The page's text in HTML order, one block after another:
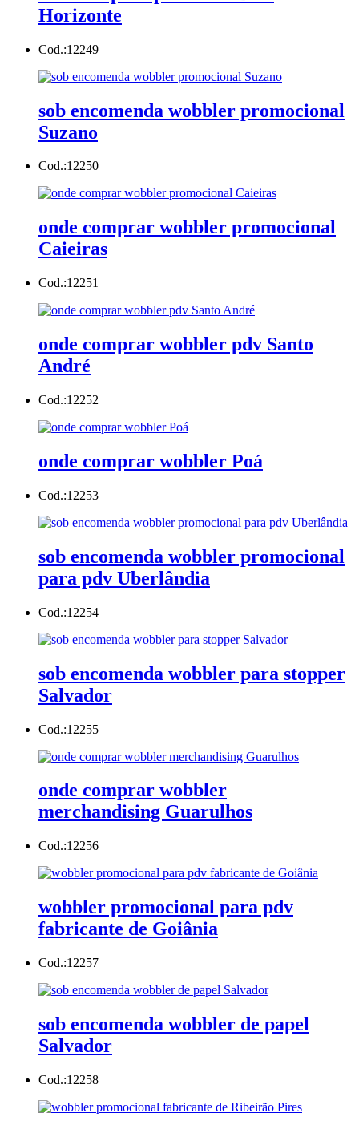
Horizonte
Cod.:12249
sob encomenda wobbler promocional
Suzano
Cod.:12250
onde comprar wobbler promocional
Caieiras
Cod.:12251
onde comprar wobbler pdv Santo
André
Cod.:12252
onde comprar wobbler Poá
Cod.:12253
sob encomenda wobbler promocional
para pdv Uberlândia
Cod.:12254
sob encomenda wobbler para stopper
Salvador
Cod.:12255
onde comprar wobbler
merchandising Guarulhos
Cod.:12256
wobbler promocional para pdv
fabricante de Goiânia
Cod.:12257
sob encomenda wobbler de papel
Salvador
Cod.:12258